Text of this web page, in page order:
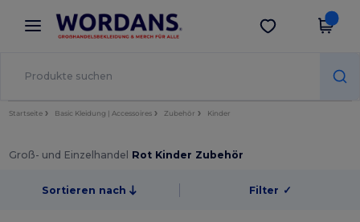
× Wordans App
Bessere Preise in der App!
App holen
Startseite Basic Kleidung | Accessoires Zubehör Kinder
Groß- und Einzelhandel Rot Kinder Zubehör
Sortieren nach Filter ✓